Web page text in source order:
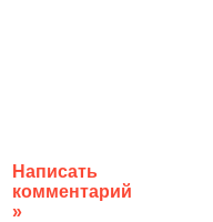
Написать
комментарий
»